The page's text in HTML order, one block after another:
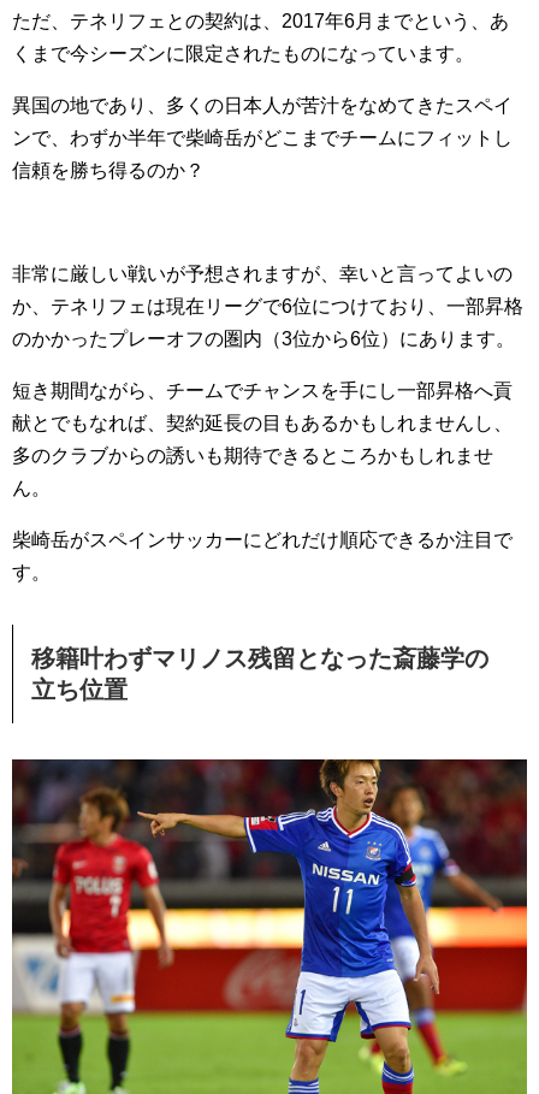
ただ、テネリフェとの契約は、2017年6月までという、あ
くまで今シーズンに限定されたものになっています。
異国の地であり、多くの日本人が苦汁をなめてきたスペイ
ンで、わずか半年で柴崎岳がどこまでチームにフィットし
信頼を勝ち得るのか？
非常に厳しい戦いが予想されますが、幸いと言ってよいの
か、テネリフェは現在リーグで6位につけており、一部昇格
のかかったプレーオフの圏内（3位から6位）にあります。
短き期間ながら、チームでチャンスを手にし一部昇格へ貢
献とでもなれば、契約延長の目もあるかもしれませんし、
多のクラブからの誘いも期待できるところかもしれませ
ん。
柴崎岳がスペインサッカーにどれだけ順応できるか注目で
す。
移籍叶わずマリノス残留となった斎藤学の
立ち位置